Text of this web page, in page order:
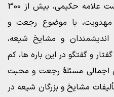
از وفات علامه مجلسی تا درگذشت علامه حکیمی، بیش از 300
با موضوع رجعت و
و مشایخ شیعه،
و گفتگو در این باره ها، کم
اجمالی مسئلۀ رجعت و محبت
مشایخ و بزرگان شیعه در